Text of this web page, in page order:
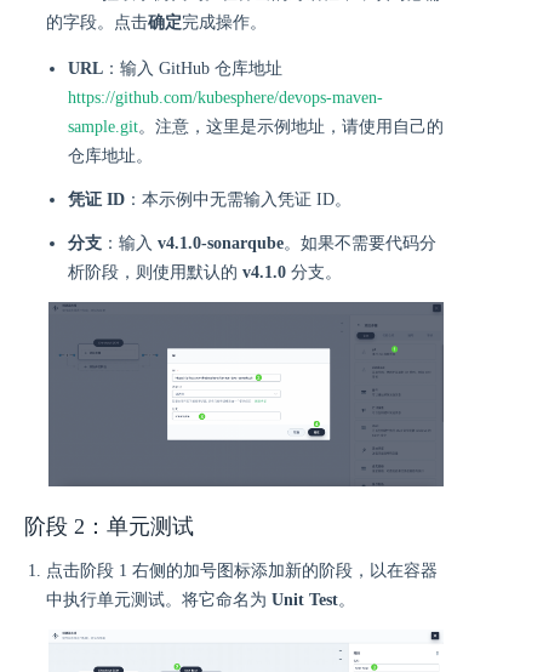
的字段。点击确定完成操作。
URL ：输入 GitHub 仓库地址
https://github.com/kubesphere/devops-maven-
sample.git。注意，这里是示例地址，请使用自己的
仓库地址。
凭证 ID ：本示例中无需输入凭证 ID。
分支 ：输入 v4.1.0-sonarqube。如果不需要代码分
析阶段，则使用默认的 v4.1.0 分支。
阶段 2：单元测试
点击阶段 1 右侧的加号图标添加新的阶段，以在容器
中执行单元测试。将它命名为 Unit Test。